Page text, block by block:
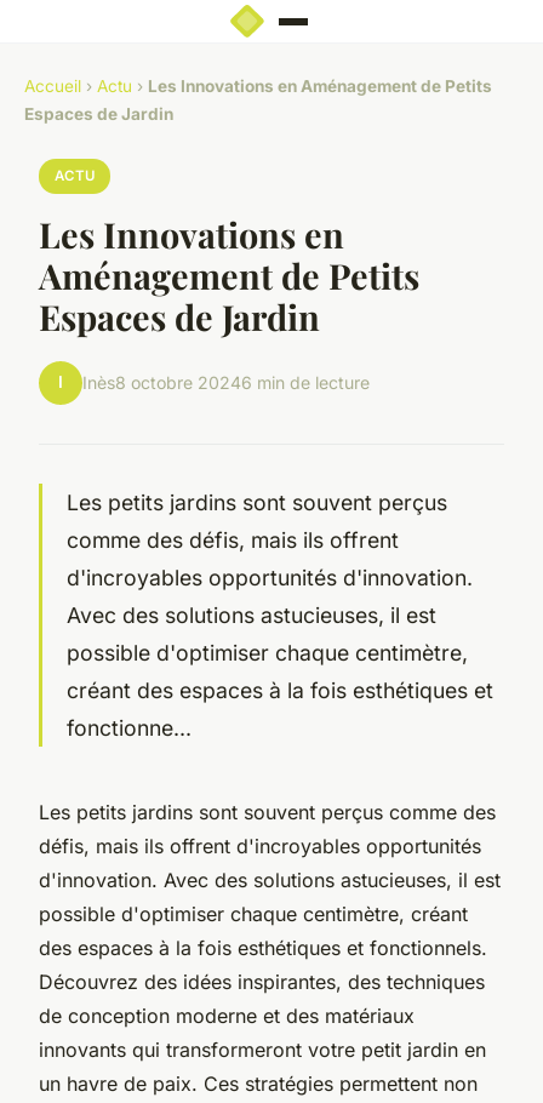
Accueil › Actu › Les Innovations en Aménagement de Petits
Espaces de Jardin
ACTU
Les Innovations en
Aménagement de Petits
Espaces de Jardin
I Inès8 octobre 20246 min de lecture
Les petits jardins sont souvent perçus
comme des défis, mais ils offrent
d'incroyables opportunités d'innovation.
Avec des solutions astucieuses, il est
possible d'optimiser chaque centimètre,
créant des espaces à la fois esthétiques et
fonctionne...
Les petits jardins sont souvent perçus comme des
défis, mais ils offrent d'incroyables opportunités
d'innovation. Avec des solutions astucieuses, il est
possible d'optimiser chaque centimètre, créant
des espaces à la fois esthétiques et fonctionnels.
Découvrez des idées inspirantes, des techniques
de conception moderne et des matériaux
innovants qui transformeront votre petit jardin en
un havre de paix. Ces stratégies permettent non